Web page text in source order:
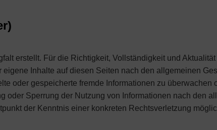
erstellt. Für die Richtigkeit, Vollständigkeit und
Inhalte auf diesen Seiten nach den allgemeinen
oder gespeicherte fremde Informationen zu
oder Sperrung der Nutzung von Informationen nach den
der Kenntnis einer konkreten Rechtsverletzung